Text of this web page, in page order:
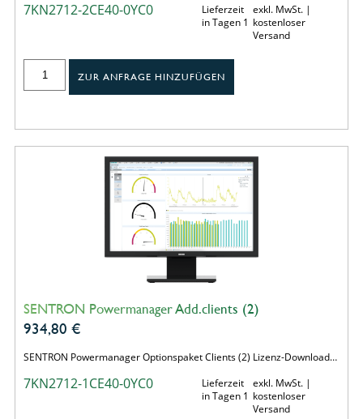
7KN2712-2CE40-0YC0
Lieferzeit
in Tagen 1
exkl. MwSt. |
kostenloser
Versand
ZUR ANFRAGE HINZUFÜGEN
SENTRON Powermanager Add.clients (2)
934,80 €
SENTRON Powermanager Optionspaket Clients (2) Lizenz-Download…
7KN2712-1CE40-0YC0
Lieferzeit
in Tagen 1
exkl. MwSt. |
kostenloser
Versand